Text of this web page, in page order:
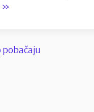
“Vježbanje
»